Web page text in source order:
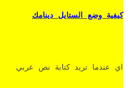
كيفية وضع الستايل دينامك
اي عندما تريد كتابة نص عربي